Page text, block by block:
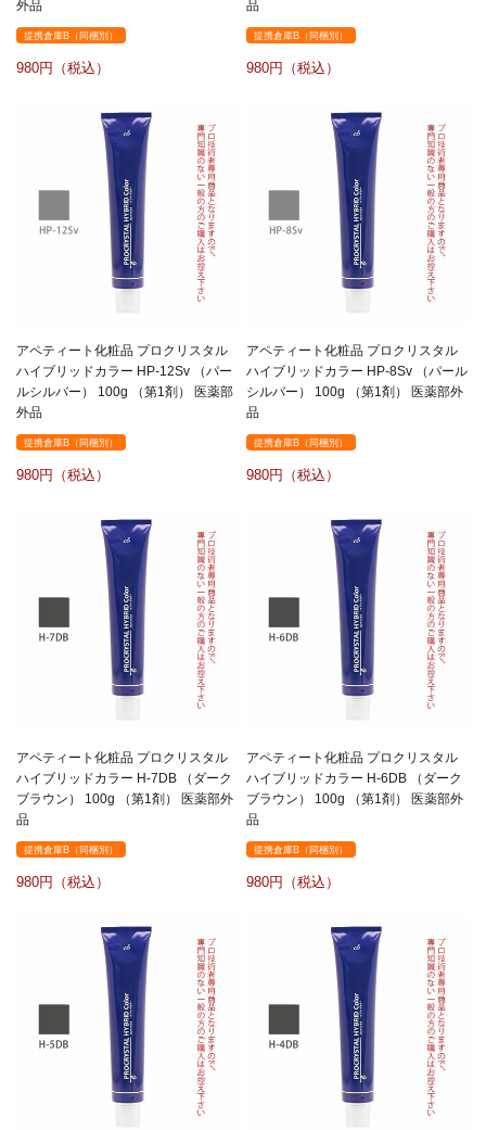
外品
提携倉庫B（同梱別）
980
品
提携倉庫B（同梱別）
980
アペティート化粧品 プロクリスタル
ハイブリッドカラー HP-12Sv （パー
ルシルバー） 100g （第1剤） 医薬部
外品
提携倉庫B（同梱別）
980
アペティート化粧品 プロクリスタル
ハイブリッドカラー HP-8Sv （パール
シルバー） 100g （第1剤） 医薬部外
品
提携倉庫B（同梱別）
980
アペティート化粧品 プロクリスタル
ハイブリッドカラー H-7DB （ダーク
ブラウン） 100g （第1剤） 医薬部外
品
提携倉庫B（同梱別）
980
アペティート化粧品 プロクリスタル
ハイブリッドカラー H-6DB （ダーク
ブラウン） 100g （第1剤） 医薬部外
品
提携倉庫B（同梱別）
980